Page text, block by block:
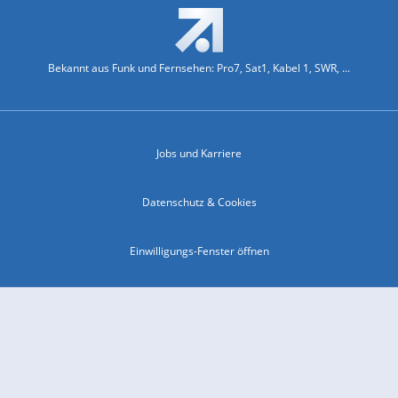
Bekannt aus Funk und Fernsehen: Pro7, Sat1, Kabel 1, SWR, ...
Jobs und Karriere
Datenschutz & Cookies
Einwilligungs-Fenster öffnen